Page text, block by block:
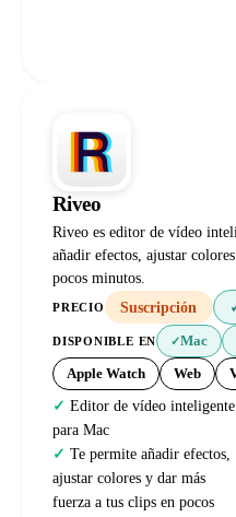
Riveo
Riveo es editor de vídeo
añadir efectos, ajustar
pocos minutos.
PRECIO Suscripción
DISPONIBLE EN ✓Mac
Apple Watch Web
Editor de vídeo inteligente
para Mac
Te permite añadir efectos,
ajustar colores y dar más
fuerza a tus clips en pocos